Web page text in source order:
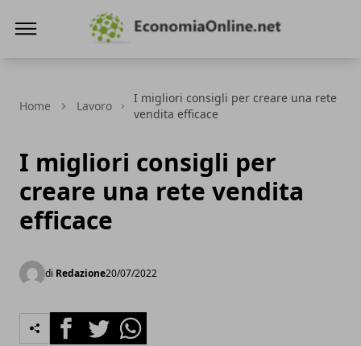
Home Lavoro
I migliori consigli per creare una rete
vendita efficace
I migliori consigli per
creare una rete vendita
efficace
di Redazione20/07/2022
FacebookTwitterWhatsapp